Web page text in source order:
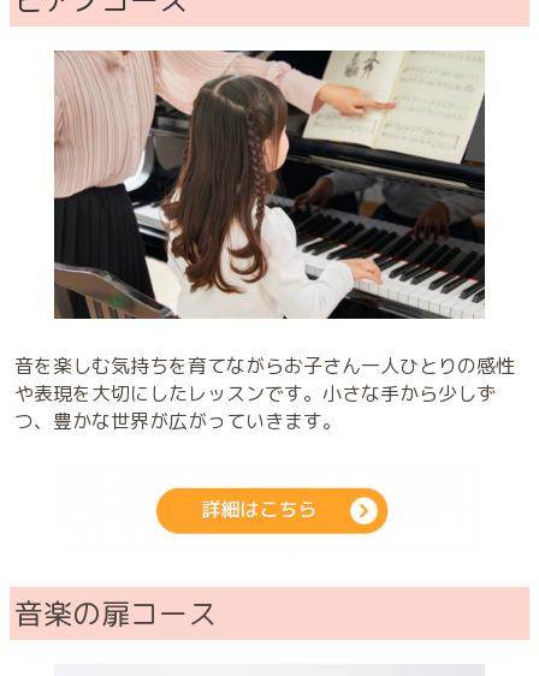
音を楽しむ気持ちを育てながらお子さん一人ひとりの感性
や表現を大切にしたレッスンです。小さな手から少しず
つ、豊かな世界が広がっていきます。
音楽の扉コース